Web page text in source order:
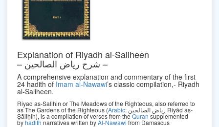
Explanation of Riyadh al-Saliheen
– شرح رياض الصالحين –
A comprehensive explanation and commentary of the first
24 hadith of Imam al-Nawawi’s classic compilation,- Riyadh
al-Saliheen.
Riyad as-Salihin or The Meadows of the Righteous, also referred to
as The Gardens of the Righteous (Arabic: رياض الصالحين Riyāḍ aṣ-
Ṣāliḥīn), is a compilation of verses from theQuran supplemented
byhadith narratives written byAl-Nawawi from Damascus